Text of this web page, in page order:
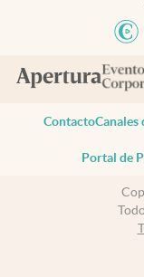
ContactoCanales
Portal de